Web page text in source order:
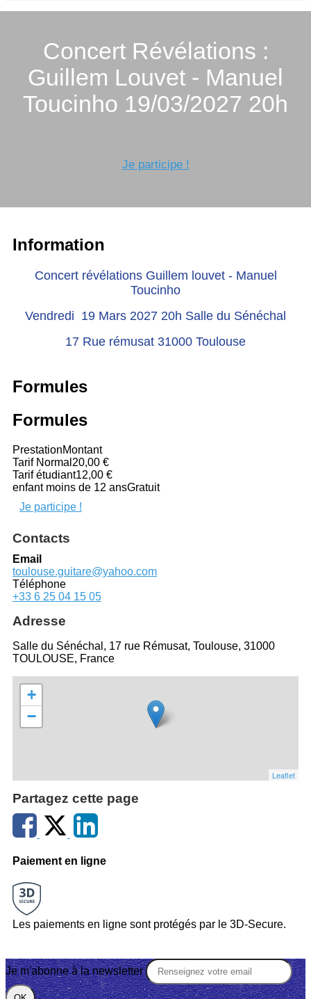
Concert Révélations :
Guillem Louvet - Manuel
Toucinho 19/03/2027 20h
Je participe !
Information
Concert révélations Guillem louvet - Manuel
Toucinho
Vendredi 19 Mars 2027 20h Salle du Sénéchal
17 Rue rémusat 31000 Toulouse
Formules
Formules
PrestationMontant
Tarif Normal 20,00 €
Tarif étudiant12,00 €
enfant moins de 12 ansGratuit
Je participe !
Contacts
Email
toulouse.guitare@yahoo.com
Téléphone
+33 6 25 04 15 05
Adresse
Salle du Sénéchal, 17 rue Rémusat, Toulouse, 31000
TOULOUSE, France
+
−
Leaflet
Partagez cette page
Paiement en ligne
Les paiements en ligne sont protégés par le 3D-Secure.
Je m'abonne à la newsletter